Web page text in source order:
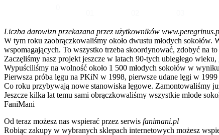
Liczba darowizn przekazana przez użytkowników
W tym roku zaobrączkowaliśmy około dwustu młodych
wspomagających. To wszystko trzeba skoordynować, zdobyć na
Zaczęliśmy nasz projekt jeszcze w latach 90-tych ubiegłego
Wypuściliśmy na wolność około 1 500 młodych sokołów w
Pierwsza próba lęgu na PKiN w 1998, pierwsze udane lęgi w
Co roku przybywają nowe stanowiska lęgowe. Zamontowaliśmy
Jeszcze kilka lat temu sami obrączkowaliśmy wszystkie młode
FaniMani
Od teraz możesz nas wspierać przez serwis fanimani.pl
Robiąc zakupy w wybranych sklepach internetowych możesz